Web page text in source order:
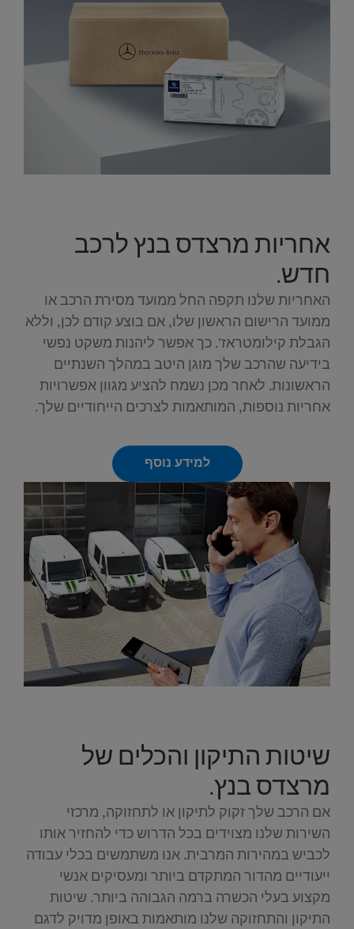
אחריות מרצדס בנץ לרכב
חדש.
האחריות שלנו תקפה החל ממועד מסירת הרכב או
ממועד הרישום הראשון שלו, אם בוצע קודם לכן, וללא
הגבלת קילומטראז'. כך אפשר ליהנות משקט נפשי
בידיעה שהרכב שלך מוגן היטב במהלך השנתיים
הראשונות. לאחר מכן נשמח להציע מגוון אפשרויות
אחריות נוספות, המותאמות לצרכים הייחודיים שלך.
למידע נוסף
שיטות התיקון והכלים של
מרצדס בנץ.
אם הרכב שלך זקוק לתיקון או לתחזוקה, מרכזי
השירות שלנו מצוידים בכל הדרוש כדי להחזיר אותו
לכביש במהירות המרבית. אנו משתמשים בכלי עבודה
ייעודיים מהדור המתקדם ביותר ומעסיקים אנשי
מקצוע בעלי הכשרה ברמה הגבוהה ביותר. שיטות
התיקון והתחזוקה שלנו מותאמות באופן מדויק לדגם